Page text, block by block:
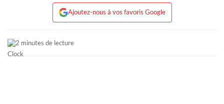
Ajoutez-nous à vos favoris Google
2 minutes de lecture